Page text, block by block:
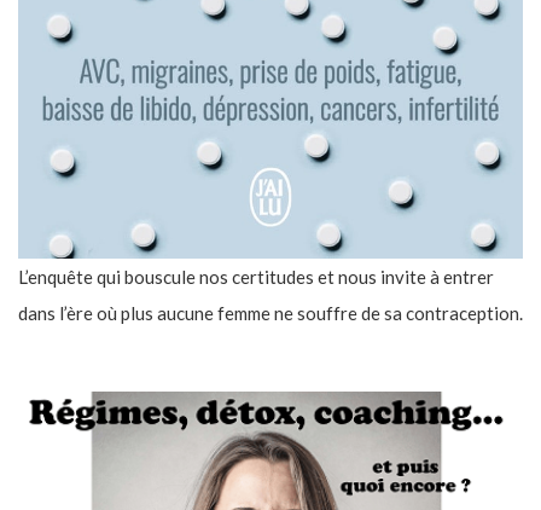
L’enquête qui bouscule nos certitudes et nous invite à entrer
dans l’ère où plus aucune femme ne souffre de sa contraception.